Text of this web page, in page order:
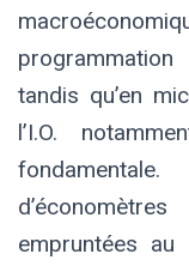
tandis qu’en
l’I.O.
empruntées